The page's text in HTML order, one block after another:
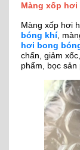
Màng xốp
Màng xốp hơi
bóng khí,
hơi bong
chấn, giảm xốc,
phẩm, bọc